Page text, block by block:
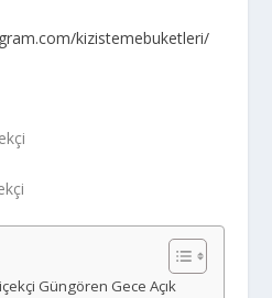
kizistemebuketleri/
Güngören Gece Açık